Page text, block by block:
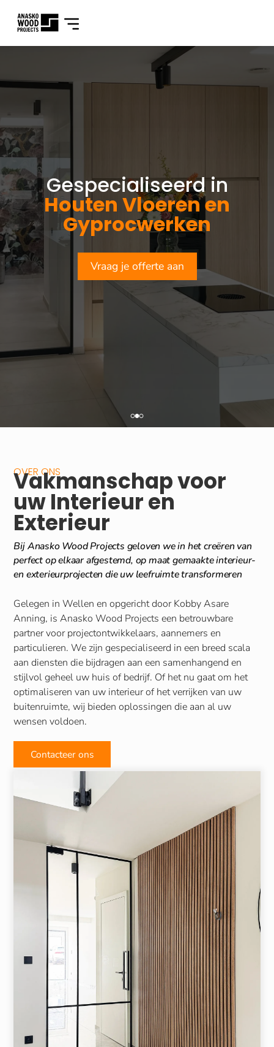
Gespecialiseerd in
Houten Vloeren en
Gyprocwerken
Vraag je offerte aan
OVER ONS
Vakmanschap voor
uw Interieur en
Exterieur
Bij Anasko Wood Projects geloven we in het creëren van
perfect op elkaar afgestemd, op maat gemaakte interieur-
en exterieurprojecten die uw leefruimte transformeren
Gelegen in Wellen en opgericht door Kobby Asare
Anning, is Anasko Wood Projects een betrouwbare
partner voor projectontwikkelaars, aannemers en
particulieren. We zijn gespecialiseerd in een breed scala
aan diensten die bijdragen aan een samenhangend en
stijlvol geheel uw huis of bedrijf. Of het nu gaat om het
optimaliseren van uw interieur of het verrijken van uw
buitenruimte, wij bieden oplossingen die aan al uw
wensen voldoen.
Contacteer ons